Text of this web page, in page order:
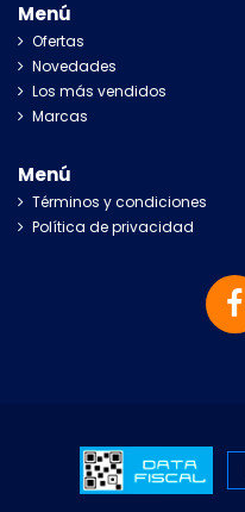
Menú
Ofertas
Novedades
Los más vendidos
Marcas
Menú
Términos y condiciones
Política de privacidad